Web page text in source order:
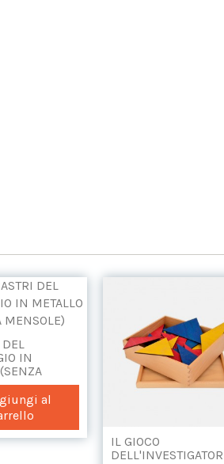
IN
al
IL GIOCO